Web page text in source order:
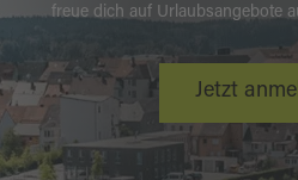
freue dich auf Urlaubsangebote
Jetzt